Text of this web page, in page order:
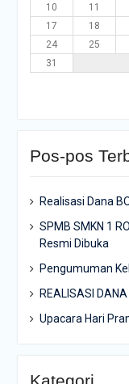
10
11
17
18
24
25
31
Pos-pos
Realisasi Dana
SPMB SMKN 1
Resmi Dibuka
Pengumuman
REALISASI
Upacara Hari